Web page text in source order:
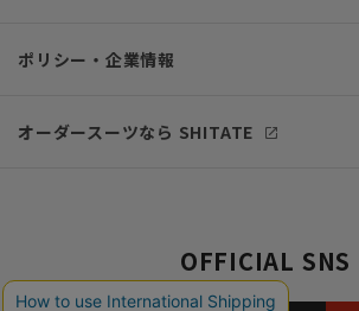
ポリシー・企業情報
オーダースーツなら SHITATE
OFFICIAL SNS